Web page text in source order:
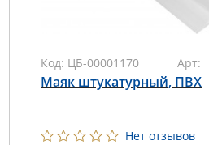
Код: ЦБ-00001170 Арт:
Маяк штукатурный, ПВХ
Нет отзывов